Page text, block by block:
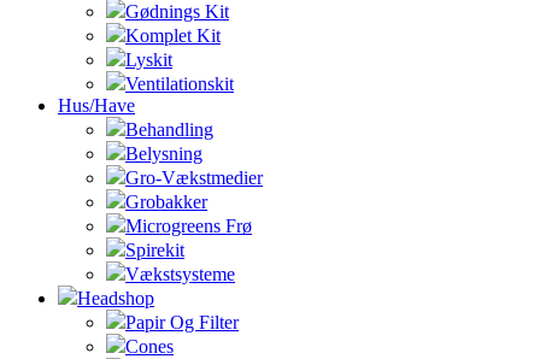
Gødnings Kit
Komplet Kit
Lyskit
Ventilationskit
Hus/Have
Behandling
Belysning
Gro-Vækstmedier
Grobakker
Microgreens Frø
Spirekit
Vækstsysteme
Headshop
Papir Og Filter
Cones